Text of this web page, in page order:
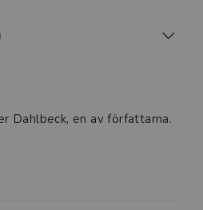
i boken är att dessa
i flera av kapitlen och det
Dahlbeck, en av författarna.